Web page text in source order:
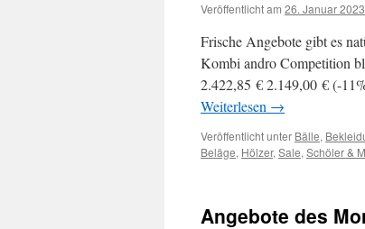
Veröffentlicht am 26. Januar 2023
Frische Angebote gibt es
Kombi andro Competition
2.422,85 € 2.149,00 € (-
Weiterlesen →
Veröffentlicht unter Bälle,
Beläge, Hölzer, Sale, Schöler &
Angebote des